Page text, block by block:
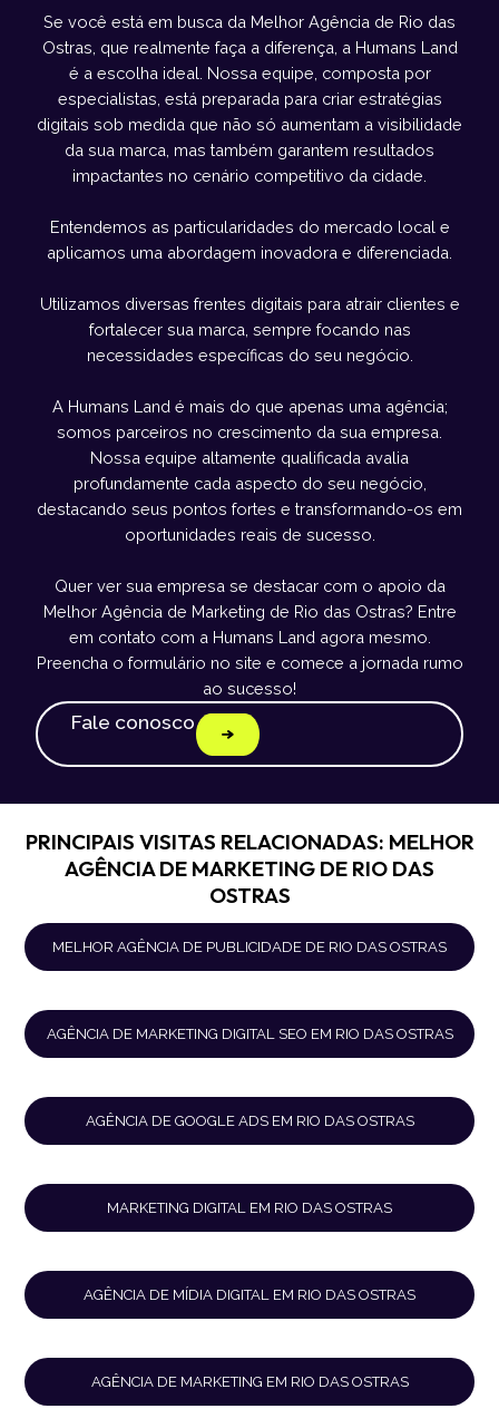
Se você está em busca da Melhor Agência de Rio das
Ostras, que realmente faça a diferença, a Humans Land
é a escolha ideal. Nossa equipe, composta por
especialistas, está preparada para criar estratégias
digitais sob medida que não só aumentam a visibilidade
da sua marca, mas também garantem resultados
impactantes no cenário competitivo da cidade.
Entendemos as particularidades do mercado local e
aplicamos uma abordagem inovadora e diferenciada.
Utilizamos diversas frentes digitais para atrair clientes e
fortalecer sua marca, sempre focando nas
necessidades específicas do seu negócio.
A Humans Land é mais do que apenas uma agência;
somos parceiros no crescimento da sua empresa.
Nossa equipe altamente qualificada avalia
profundamente cada aspecto do seu negócio,
destacando seus pontos fortes e transformando-os em
oportunidades reais de sucesso.
Quer ver sua empresa se destacar com o apoio da
Melhor Agência de Marketing de Rio das Ostras? Entre
em contato com a Humans Land agora mesmo.
Preencha o formulário no site e comece a jornada rumo
ao sucesso!
Fale conosco
PRINCIPAIS VISITAS RELACIONADAS: MELHOR
AGÊNCIA DE MARKETING DE RIO DAS
OSTRAS
MELHOR AGÊNCIA DE PUBLICIDADE DE RIO DAS OSTRAS
AGÊNCIA DE MARKETING DIGITAL SEO EM RIO DAS OSTRAS
AGÊNCIA DE GOOGLE ADS EM RIO DAS OSTRAS
MARKETING DIGITAL EM RIO DAS OSTRAS
AGÊNCIA DE MÍDIA DIGITAL EM RIO DAS OSTRAS
AGÊNCIA DE MARKETING EM RIO DAS OSTRAS